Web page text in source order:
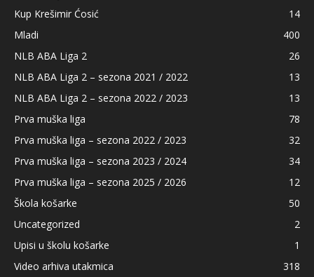
Kup Krešimir Ćosić
14
Mladi
400
NLB ABA Liga 2
26
NLB ABA Liga 2 – sezona 2021 / 2022
13
NLB ABA Liga 2 – sezona 2022 / 2023
13
Prva muška liga
78
Prva muška liga – sezona 2022 / 2023
32
Prva muška liga – sezona 2023 / 2024
34
Prva muška liga – sezona 2025 / 2026
12
Škola košarke
50
Uncategorized
2
Upisi u školu košarke
1
Video arhiva utakmica
318